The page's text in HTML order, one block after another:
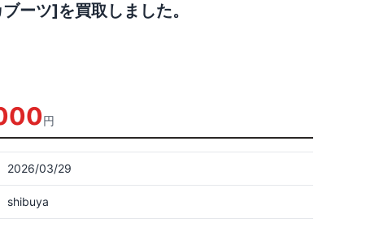
ーツ]を買取しました。
円
2026/03/29
shibuya